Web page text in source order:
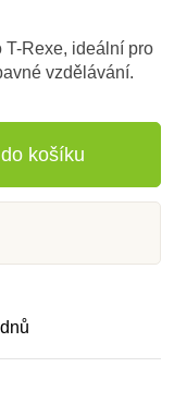
T-Rexe, ideální pro
vzdělávání.
košíku